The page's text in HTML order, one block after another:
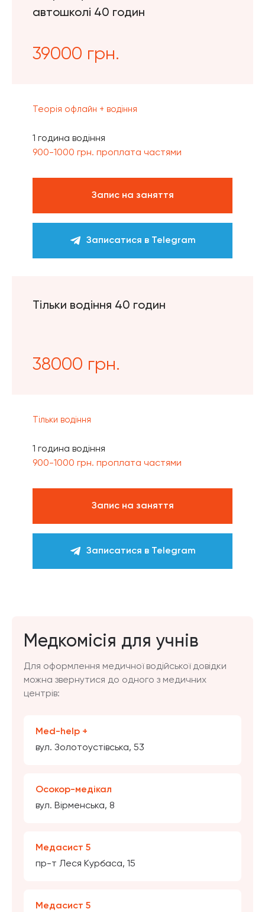
автошколі 40 годин
39000 грн.
Теорія офлайн + водіння
1 година водіння
900-1000 грн. проплата частями
Запис на заняття
Записатися в Telegram
Тільки водіння 40 годин
38000 грн.
Тільки водіння
1 година водіння
900-1000 грн. проплата частями
Запис на заняття
Записатися в Telegram
Медкомісія для учнів
Для оформлення медичної водійської довідки
можна звернутися до одного з медичних
центрів:
Med-help +
вул. Золотоустівська, 53
Осокор-медікал
вул. Вірменська, 8
Медасист 5
пр-т Леся Курбаса, 15
Медасист 5